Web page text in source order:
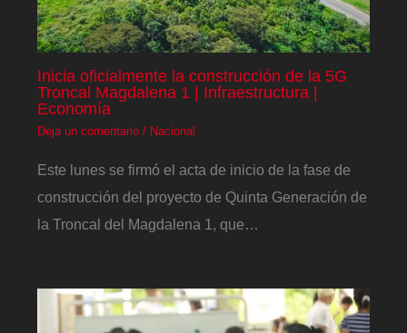
Inicia oficialmente la construcción de la 5G
Troncal Magdalena 1 | Infraestructura |
Economía
Deja un comentario / Nacional
Este lunes se firmó el acta de inicio de la fase de
construcción del proyecto de Quinta Generación de
la Troncal del Magdalena 1, que…